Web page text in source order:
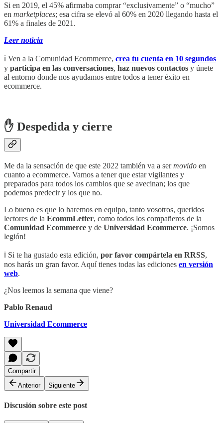
Si en 2019, el 45% afirmaba comprar “exclusivamente” o “mucho”
en marketplaces; esa cifra se elevó al 60% en 2020 llegando hasta el
61% a finales de 2021.
Leer noticia
ℹ️ Ven a la Comunidad Ecommerce, crea tu cuenta en 10 segundos
y participa en las conversaciones, haz nuevos contactos y únete
al entorno donde nos ayudamos entre todos a tener éxito en
ecommerce.
✋ Despedida y cierre
Me da la sensación de que este 2022 también va a sermovido en
cuanto a ecommerce. Vamos a tener que estar vigilantes y
preparados para todos los cambios que se avecinan; los que
podemos predecir y los que no.
Lo bueno es que lo haremos en equipo, tanto vosotros, queridos
lectores de la EcommLetter, como todos los compañeros de la
Comunidad Ecommerce y de Universidad Ecommerce. ¡Somos
legión!
ℹ️ Si te ha gustado esta edición, por favor compártela en RRSS,
nos harás un gran favor. Aquí tienes todas las ediciones en versión
web.
¿Nos leemos la semana que viene?
Pablo Renaud
Universidad Ecommerce
Compartir
Anterior
Siguiente
Discusión sobre este post